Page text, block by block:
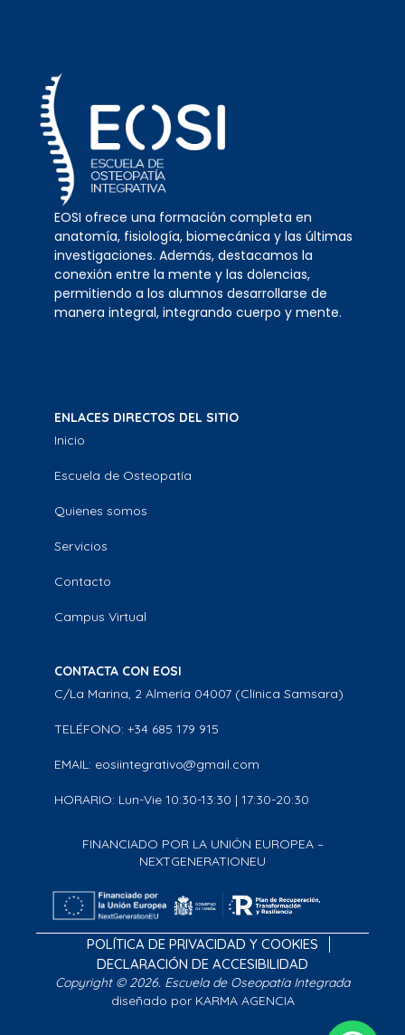
EOSI ofrece una formación completa en
anatomía, fisiología, biomecánica y las últimas
investigaciones. Además, destacamos la
conexión entre la mente y las dolencias,
permitiendo a los alumnos desarrollarse de
manera integral, integrando cuerpo y mente.
ENLACES DIRECTOS DEL SITIO
Inicio
Escuela de Osteopatía
Quienes somos
Servicios
Contacto
Campus Virtual
CONTACTA CON EOSI
C/La Marina, 2 Almería 04007 (Clínica Samsara)
TELÉFONO: +34 685 179 915
EMAIL: eosiintegrativo@gmail.com
HORARIO: Lun-Vie 10:30-13:30 | 17:30-20:30
FINANCIADO POR LA UNIÓN EUROPEA –
NEXTGENERATIONEU
POLÍTICA DE PRIVACIDAD Y COOKIES
DECLARACIÓN DE ACCESIBILIDAD
Copyright © 2026. Escuela de Oseopatía Integrada
diseñado por KARMA AGENCIA